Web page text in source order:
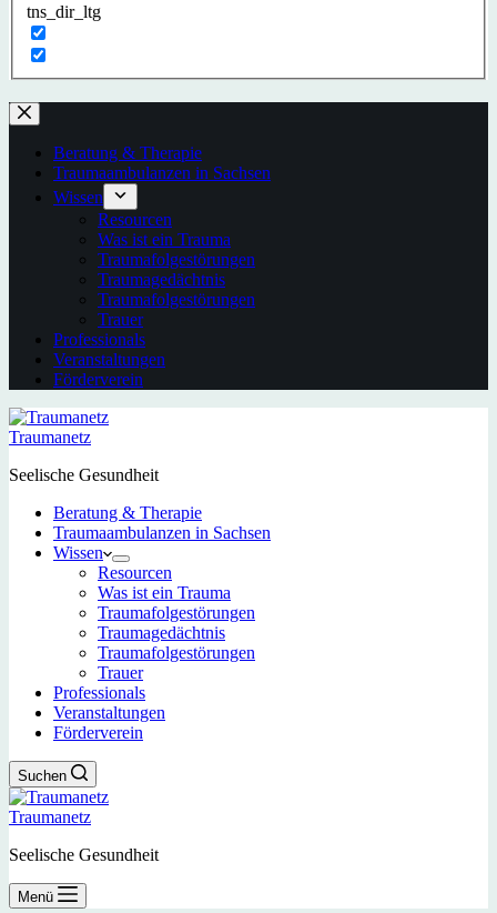
tns_dir_ltg
Beratung & Therapie
Traumaambulanzen in Sachsen
Wissen
Resourcen
Was ist ein Trauma
Traumafolgestörungen
Traumagedächtnis
Traumafolgestörungen
Trauer
Professionals
Veranstaltungen
Förderverein
Traumanetz
Seelische Gesundheit
Beratung & Therapie
Traumaambulanzen in Sachsen
Wissen
Resourcen
Was ist ein Trauma
Traumafolgestörungen
Traumagedächtnis
Traumafolgestörungen
Trauer
Professionals
Veranstaltungen
Förderverein
Suchen
Traumanetz
Seelische Gesundheit
Menü